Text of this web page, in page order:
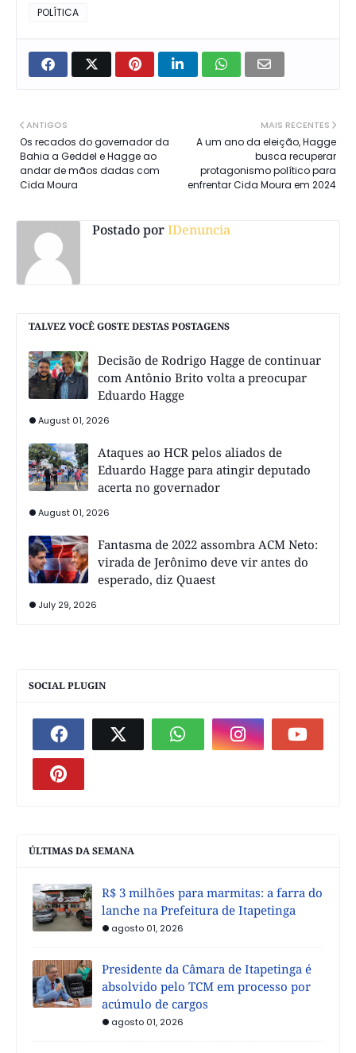
POLÍTICA
MAIS RECENTES
A um ano da eleição, Hagge
busca recuperar
protagonismo político para
enfrentar Cida Moura em 2024
ANTIGOS
Os recados do governador da
Bahia a Geddel e Hagge ao
andar de mãos dadas com
Cida Moura
Postado porIDenuncia
TALVEZ VOCÊ GOSTE DESTAS POSTAGENS
Decisão de Rodrigo Hagge de continuar
com Antônio Brito volta a preocupar
Eduardo Hagge
August 01, 2026
Ataques ao HCR pelos aliados de
Eduardo Hagge para atingir deputado
acerta no governador
August 01, 2026
Fantasma de 2022 assombra ACM Neto:
virada de Jerônimo deve vir antes do
esperado, diz Quaest
July 29, 2026
SOCIAL PLUGIN
ÚLTIMAS DA SEMANA
R$ 3 milhões para marmitas: a farra do
lanche na Prefeitura de Itapetinga
agosto 01, 2026
Presidente da Câmara de Itapetinga é
absolvido pelo TCM em processo por
acúmulo de cargos
agosto 01, 2026